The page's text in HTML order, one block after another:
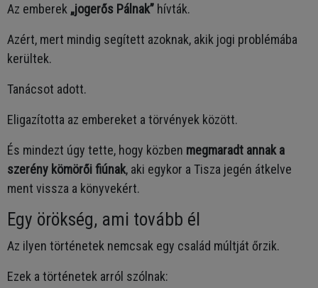
Az emberek „jogerős Pálnak” hívták.
Azért, mert mindig segített azoknak, akik jogi problémába
kerültek.
Tanácsot adott.
Eligazította az embereket a törvények között.
És mindezt úgy tette, hogy közben megmaradt annak a
szerény kömörői fiúnak, aki egykor a Tisza jegén átkelve
ment vissza a könyvekért.
Egy örökség, ami tovább él
Az ilyen történetek nemcsak egy család múltját őrzik.
Ezek a történetek arról szólnak: